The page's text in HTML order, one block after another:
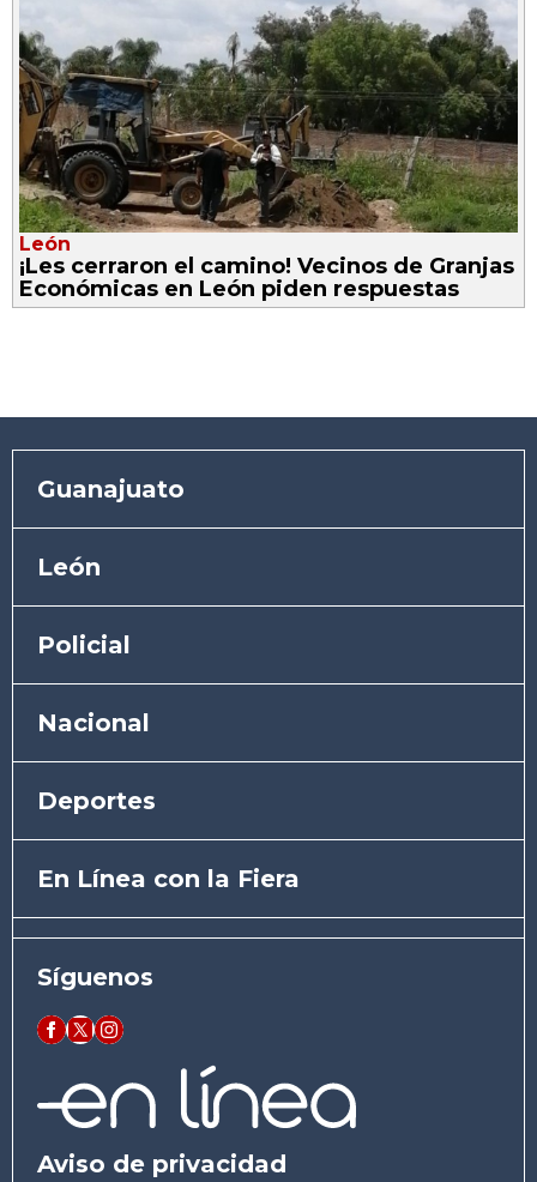
León
¡Les cerraron el camino! Vecinos de Granjas
Económicas en León piden respuestas
Guanajuato
León
Policial
Nacional
Deportes
En Línea con la Fiera
Síguenos
Aviso de privacidad